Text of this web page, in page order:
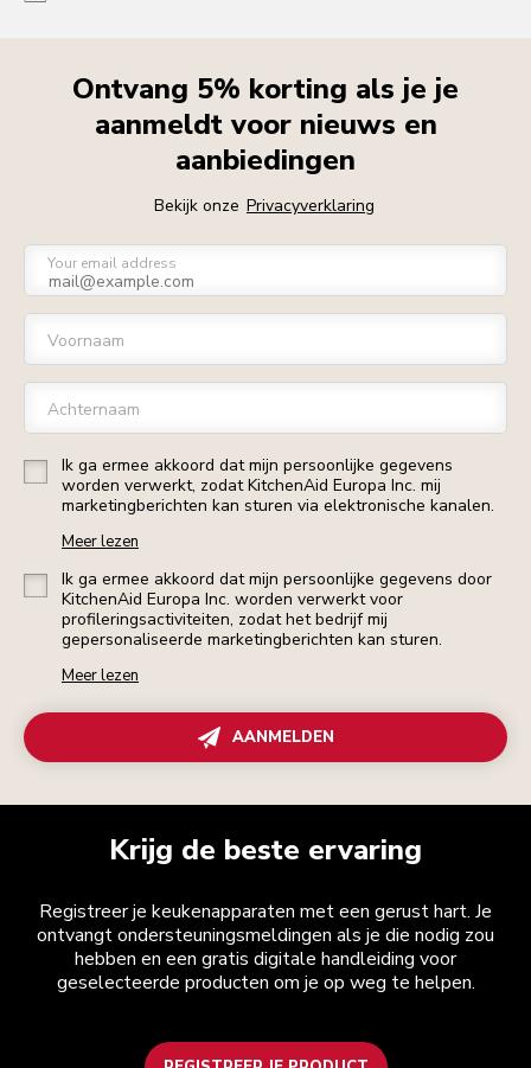
Ontvang 5% korting als je je
aanmeldt voor nieuws en
aanbiedingen
Bekijk onze Privacyverklaring
Your email address
Voornaam
Achternaam
Ik ga ermee akkoord dat mijn persoonlijke gegevens
worden verwerkt, zodat KitchenAid Europa Inc. mij
marketingberichten kan sturen via elektronische kanalen.
Meer lezen
Ik ga ermee akkoord dat mijn persoonlijke gegevens door
KitchenAid Europa Inc. worden verwerkt voor
profileringsactiviteiten, zodat het bedrijf mij
gepersonaliseerde marketingberichten kan sturen.
Meer lezen
AANMELDEN
Krijg de beste ervaring
Registreer je keukenapparaten met een gerust hart. Je
ontvangt ondersteuningsmeldingen als je die nodig zou
hebben en een gratis digitale handleiding voor
geselecteerde producten om je op weg te helpen.